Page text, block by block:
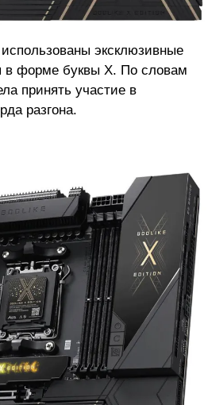
эксклюзивные
форме буквы X. По словам
принять участие в
разгона.